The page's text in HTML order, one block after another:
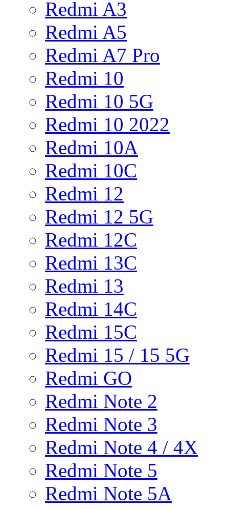
Redmi A3
Redmi A5
Redmi A7 Pro
Redmi 10
Redmi 10 5G
Redmi 10 2022
Redmi 10A
Redmi 10C
Redmi 12
Redmi 12 5G
Redmi 12C
Redmi 13C
Redmi 13
Redmi 14C
Redmi 15C
Redmi 15 / 15 5G
Redmi GO
Redmi Note 2
Redmi Note 3
Redmi Note 4 / 4X
Redmi Note 5
Redmi Note 5A